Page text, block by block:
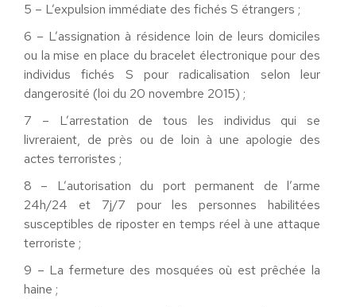
5 – L’expulsion immédiate des fichés S étrangers ;
6 – L’assignation à résidence loin de leurs domiciles
ou la mise en place du bracelet électronique pour des
individus fichés S pour radicalisation selon leur
dangerosité (loi du 20 novembre 2015) ;
7 – L’arrestation de tous les individus qui se
livreraient, de près ou de loin à une apologie des
actes terroristes ;
8 – L’autorisation du port permanent de l’arme
24h/24 et 7j/7 pour les personnes habilitées
susceptibles de riposter en temps réel à une attaque
terroriste ;
9 – La fermeture des mosquées où est prêchée la
haine ;